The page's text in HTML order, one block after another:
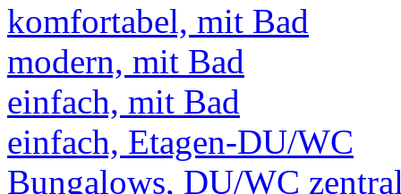
komfortabel, mit Bad
modern, mit Bad
einfach, mit Bad
einfach, Etagen-DU/WC
Bungalows, DU/WC